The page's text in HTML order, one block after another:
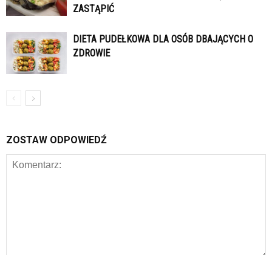
ZASTĄPIĆ
DIETA PUDEŁKOWA DLA OSÓB DBAJĄCYCH O
ZDROWIE
ZOSTAW ODPOWIEDŹ